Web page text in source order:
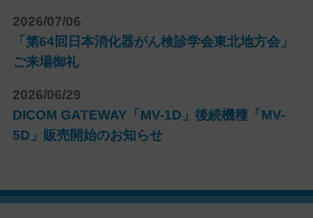
2026/07/06
「第64回日本消化器がん検診学会東北地方会」
ご来場御礼
2026/06/29
DICOM GATEWAY「MV-1D」後続機種「MV-
5D」販売開始のお知らせ